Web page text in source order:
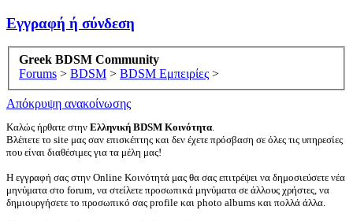
Εγγραφή ή σύνδεση
Greek BDSM Community
Forums > BDSM > BDSM Εμπειρίες >
Απόκρυψη ανακοίνωσης
Καλώς ήρθατε στην Ελληνική BDSM Κοινότητα.
Βλέπετε το site μας σαν επισκέπτης και δεν έχετε πρόσβαση σε όλες τις υπηρεσίες
που είναι διαθέσιμες για τα μέλη μας!
Η εγγραφή σας στην Online Κοινότητά μας θα σας επιτρέψει να δημοσιεύσετε νέα
μηνύματα στο forum, να στείλετε προσωπικά μηνύματα σε άλλους χρήστες, να
δημιουργήσετε το προσωπικό σας profile και photo albums και πολλά άλλα.